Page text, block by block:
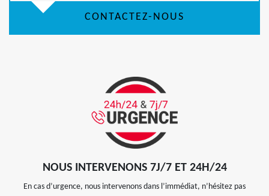
CONTACTEZ-NOUS
NOUS INTERVENONS 7J/7 ET 24H/24
En cas d’urgence, nous intervenons dans l’immédiat, n’hésitez pas